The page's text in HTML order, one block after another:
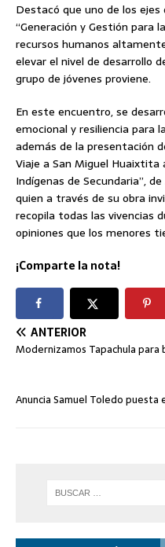
Destacó que uno de los
“Generación y Gestión para
recursos humanos
elevar el nivel de desarrollo
grupo de jóvenes proviene.
En este encuentro, se
emocional y resiliencia para
además de la presentación
Viaje a San Miguel Huaixtita
Indígenas de Secundaria”,
quien a través de su obra
recopila todas las vivencias
opiniones que los menores
¡Comparte la nota!
ANTERIOR
Modernizamos Tapachula para
Anuncia Samuel Toledo puesta